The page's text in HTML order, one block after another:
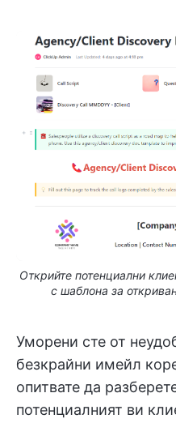
Открийте потенциални
с шаблона за
Уморени сте от
безкрайни имейл
опитвате да
потенциалният ви